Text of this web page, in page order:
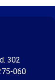
302
060